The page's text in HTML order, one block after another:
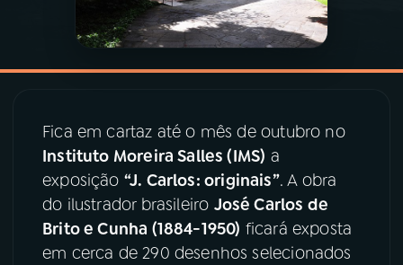
PODCASTS
07ÚLTIMAS
PRÊMIO RÁDIO MEC
Fica em cartaz até o mês de outubro no
Instituto Moreira Salles (IMS) a
exposição “J. Carlos: originais”. A obra
do ilustrador brasileiro José Carlos de
Brito e Cunha (1884-1950) ficará exposta
em cerca de 290 desenhos selecionados